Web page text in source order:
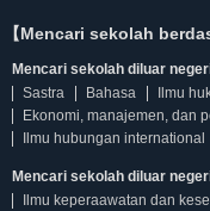
【Mencari sekolah
Mencari sekolah diluar
Sastra
Bahasa
Ilmu
Ekonomi, manajemen, dan
Ilmu hubungan international
Mencari sekolah diluar
Ilmu keperaawatan dan